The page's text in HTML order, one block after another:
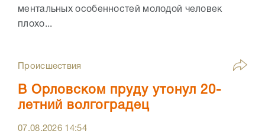
ментальных особенностей молодой человек
плохо...
Происшествия
В Орловском пруду утонул 20-
летний волгоградец
07.08.2026 14:54